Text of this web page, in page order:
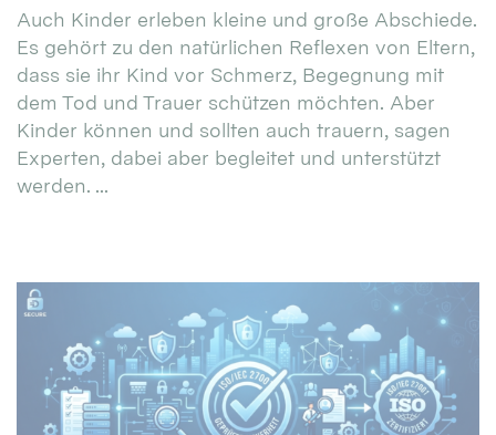
Auch Kinder erleben kleine und große Abschiede.
Es gehört zu den natürlichen Reflexen von Eltern,
dass sie ihr Kind vor Schmerz, Begegnung mit
dem Tod und Trauer schützen möchten. Aber
Kinder können und sollten auch trauern, sagen
Experten, dabei aber begleitet und unterstützt
werden. ...